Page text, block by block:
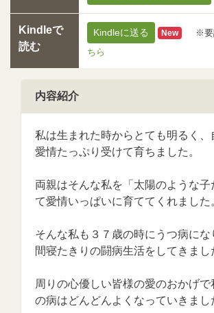
Kindleで
読む
Kindleに送る New ※要
ちら
内容紹介
私は生まれた時からとても明るく、
愛情たっぷり受けて育ちました。
両親はそんな私を「太陽のような子
て愛情いっぱいに育ててくれました
そんな私も３７歳の時にうつ病にな
間寝たきりの闘病生活をしてきまし
周りの心優しい皆様の愛のおかげで
の病はどんどんよくなっていきまし